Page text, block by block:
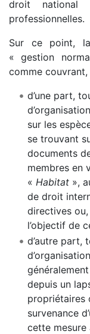
droit national
professionnelles.
Sur ce point,
« gestion
comme couvrant,
d’une part,
sur les
se trouvant
documents
membres en
« Habitat»,
de droit
directives
l’objectif de
d’autre part,
depuis un
propriétaires
survenance
cette mesure